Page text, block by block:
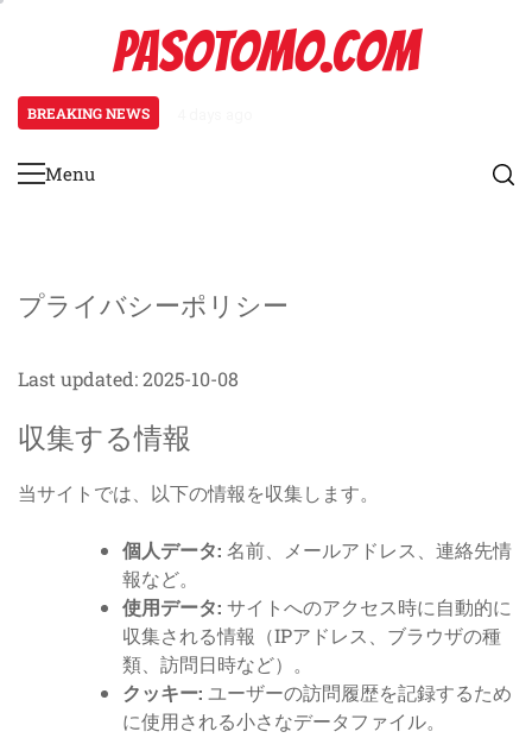
PASOTOMO.COM
BREAKING NEWS
Primary
Menu
プライバシーポリシー
Last updated: 2025-10-08
収集する情報
当サイトでは、以下の情報を収集します。
個人データ: 名前、メールアドレス、連絡先情
報など。
使用データ: サイトへのアクセス時に自動的に
収集される情報（IPアドレス、ブラウザの種
類、訪問日時など）。
クッキー: ユーザーの訪問履歴を記録するため
に使用される小さなデータファイル。